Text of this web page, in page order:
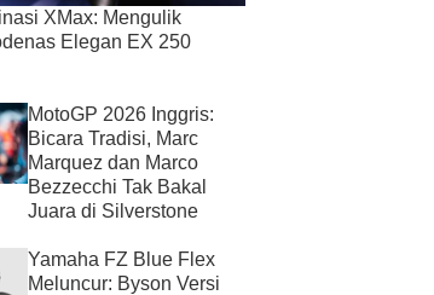
XMax: Mengulik
Elegan EX 250
MotoGP 2026 Inggris:
Bicara Tradisi, Marc
Marquez dan Marco
Bezzecchi Tak Bakal
Juara di Silverstone
Yamaha FZ Blue Flex
Meluncur: Byson Versi